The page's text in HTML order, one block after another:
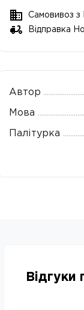
Самовивоз
Відправка
Автор
Мова
Палітурка
Відгуки